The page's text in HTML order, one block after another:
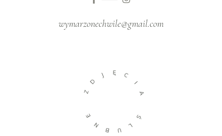
wymarzonechwile@gmail.com
Z
D
Ę
C
I
A
Ś
L
U
B
N
E